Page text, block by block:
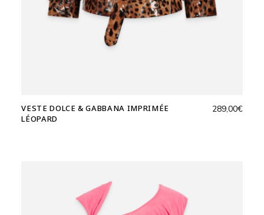
VESTE DOLCE & GABBANA IMPRIMÉE
LÉOPARD
289,00€